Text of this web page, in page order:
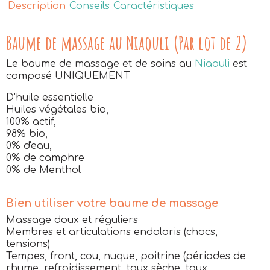
Description Conseils Caractéristiques
Baume de massage au Niaouli (Par lot de 2)
Le baume de massage et de soins au Niaouli est
composé UNIQUEMENT
D'huile essentielle
Huiles végétales bio,
100% actif,
98% bio,
0% d'eau,
0% de camphre
0% de Menthol
Bien utiliser votre baume de massage
Massage doux et réguliers
Membres et articulations endoloris (chocs,
tensions)
Tempes, front, cou, nuque, poitrine (périodes de